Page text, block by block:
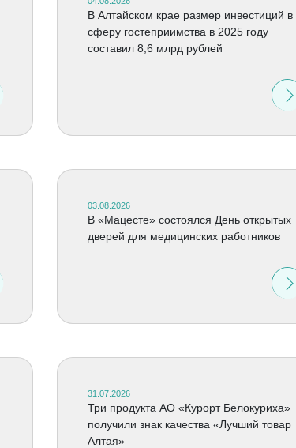
В Алтайском крае размер инвестиций в
сферу гостеприимства в 2025 году
составил 8,6 млрд рублей
03.08.2026
В «Мацесте» состоялся День открытых
дверей для медицинских работников
31.07.2026
Три продукта АО «Курорт Белокуриха»
получили знак качества «Лучший товар
Алтая»